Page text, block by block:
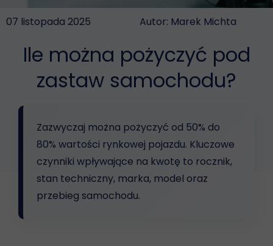
Autor: Marek Michta
07 listopada 2025
Ile można pożyczyć pod
zastaw samochodu?
Zazwyczaj można pożyczyć od 50% do
80% wartości rynkowej pojazdu. Kluczowe
czynniki wpływające na kwotę to rocznik,
stan techniczny, marka, model oraz
przebieg samochodu.